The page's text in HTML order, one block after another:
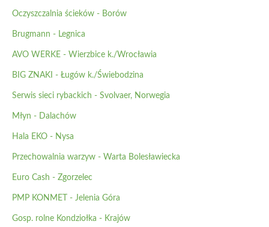
Oczyszczalnia ścieków - Borów
Brugmann - Legnica
AVO WERKE - Wierzbice k./Wrocławia
BIG ZNAKI - Ługów k./Świebodzina
Serwis sieci rybackich - Svolvaer, Norwegia
Młyn - Dalachów
Hala EKO - Nysa
Przechowalnia warzyw - Warta Bolesławiecka
Euro Cash - Zgorzelec
PMP KONMET - Jelenia Góra
Gosp. rolne Kondziołka - Krajów